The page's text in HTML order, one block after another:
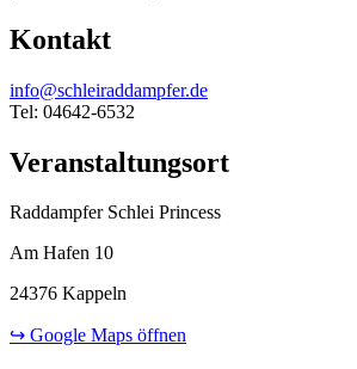
Kontakt
info@schleiraddampfer.de
Tel: 04642-6532
Veranstaltungsort
Raddampfer Schlei Princess
Am Hafen 10
24376 Kappeln
↪ Google Maps öffnen